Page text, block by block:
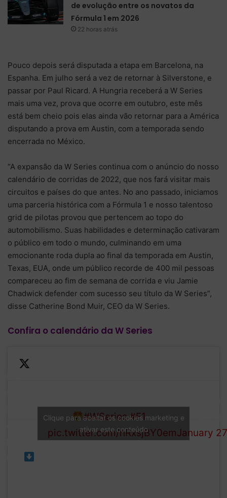
de evolução entre os novatos da
Fórmula 1 em 2026
22 horas atrás
Pouco depois será disputada a etapa em Barcelona, na
Espanha. Em julho será a vez de retornar à Silverstone, e
passar por Paul Ricard. A Hungria receberá a W Series
mais uma vez, prova que ocorre em outubro, este mês
está bem cheio pois elas ainda vão retornar para a América
disputando a prova em Austin, com a temporada sendo
encerrada no México.
“A expansão da W Series continua com o anúncio do nosso
calendário de corridas de 2022, que nos fará visitar mais
circuitos e países do que antes. No ano passado, iniciamos
uma parceria histórica com a Fórmula 1 e nosso talentoso
grid de pilotas provou que pertencem ao topo do
automobilismo. Suas habilidades e determinação cativaram
o público em todo o mundo, culminando em uma
emocionante roda dupla ao final da temporada em Austin,
Texas, EUA, onde um público recorde de 400 mil pessoas
compareceu ao fim de semana de corrida e viu Jamie
Chadwick defender com sucesso seu título da W Series”,
disse Catherine Bond Muir, CEO da W Series.
Confira o calendário da W Series
race
year.
#WSeries #F1
pic.twitter.com/nRxsjBY0emJanuary
Clique para aceitar os cookies marketing e
ativar este conteúdo